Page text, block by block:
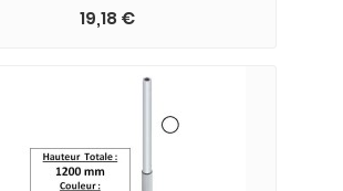
19,18 €